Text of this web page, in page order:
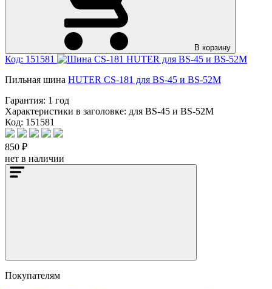
В корзину
Код: 151581
Пильная шина HUTER CS-181 для BS-45 и BS-52M
Гарантия: 1 год
Характеристики в заголовке: для BS-45 и BS-52M
Код: 151581
850 ₽
нет в наличии
Покупателям